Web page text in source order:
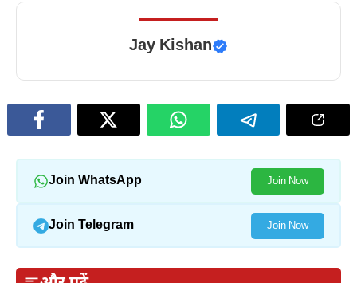
Jay Kishan
Join WhatsApp Join Now
Join Telegram Join Now